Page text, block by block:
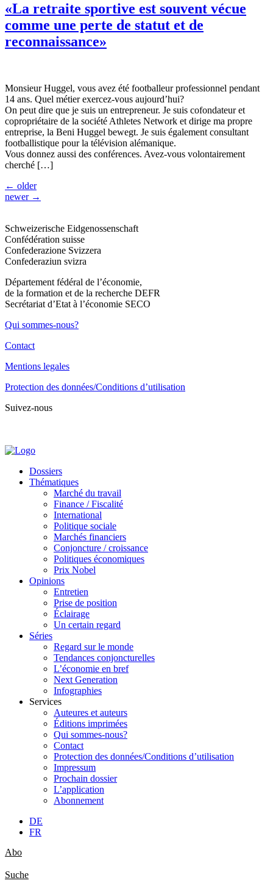
«La retraite sportive est souvent vécue
comme une perte de statut et de
reconnaissance»
Monsieur Huggel, vous avez été footballeur professionnel pendant
14 ans. Quel métier exercez-vous aujourd’hui?
On peut dire que je suis un entrepreneur. Je suis cofondateur et
copropriétaire de la société Athletes Network et dirige ma propre
entreprise, la Beni Huggel bewegt. Je suis également consultant
footballistique pour la télévision alémanique.
Vous donnez aussi des conférences. Avez-vous volontairement
cherché […]
← older
newer →
Schweizerische Eidgenossenschaft
Confédération suisse
Confederazione Svizzera
Confederaziun svizra
Département fédéral de l’économie,
de la formation et de la recherche DEFR
Secrétariat d’Etat à l’économie SECO
Qui sommes-nous?
Contact
Mentions legales
Protection des données/Conditions d’utilisation
Suivez-nous
Dossiers
Thématiques
Marché du travail
Finance / Fiscalité
International
Politique sociale
Marchés financiers
Conjoncture / croissance
Politiques économiques
Prix Nobel
Opinions
Entretien
Prise de position
Éclairage
Un certain regard
Séries
Regard sur le monde
Tendances conjoncturelles
L’économie en bref
Next Generation
Infographies
Services
Auteures et auteurs
Éditions imprimées
Qui sommes-nous?
Contact
Protection des données/Conditions d’utilisation
Impressum
Prochain dossier
L’application
Abonnement
DE
FR
Abo
Suche